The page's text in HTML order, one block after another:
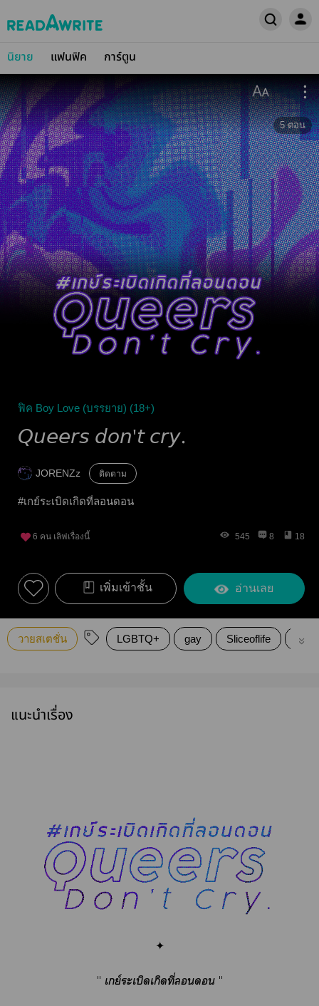
นิยาย แฟนฟิค การ์ตูน
5 ตอน
ฟิค Boy Love (บรรยาย) (18+)
𝘘𝘶𝘦𝘦𝘳𝘴 𝘥𝘰𝘯'𝘵 𝘤𝘳𝘺.
JORENZz ติดตาม
#เกย์ระเบิดเกิดที่ลอนดอน
6 คน เลิฟเรื่องนี้ 545 8 18
เพิ่มเข้าชั้น อ่านเลย
วายสเตชั่น LGBTQ+ gay Sliceoflife
แนะนำเรื่อง
✦
" เกย์ระเบิดเกิดที่"